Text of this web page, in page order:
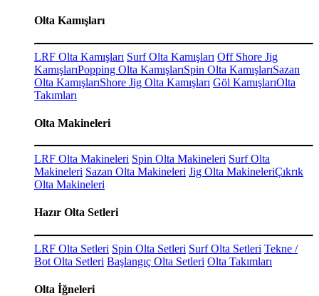
Olta Kamışları
LRF Olta Kamışları Surf Olta Kamışları Off Shore Jig
KamışlarıPopping Olta KamışlarıSpin Olta KamışlarıSazan
Olta KamışlarıShore Jig Olta Kamışları Göl KamışlarıOlta
Takımları
Olta Makineleri
LRF Olta Makineleri Spin Olta Makineleri Surf Olta
Makineleri Sazan Olta Makineleri Jig Olta MakineleriÇıkrık
Olta Makineleri
Hazır Olta Setleri
LRF Olta Setleri Spin Olta Setleri Surf Olta Setleri Tekne /
Bot Olta Setleri Başlangıç Olta Setleri Olta Takımları
Olta İğneleri